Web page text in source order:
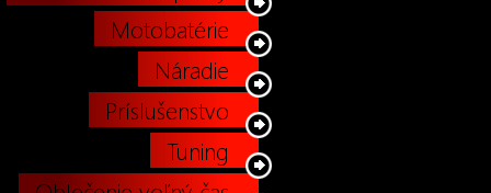
Motobatérie
Náradie
Príslušenstvo
Tuning